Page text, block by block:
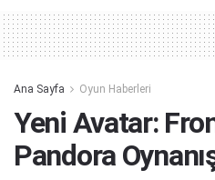
Ana Sayfa Oyun Haberleri
Yeni Avatar:
Pandora